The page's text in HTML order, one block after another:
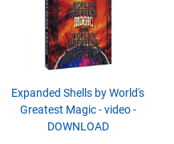
Expanded Shells by World's
Greatest Magic - video -
DOWNLOAD